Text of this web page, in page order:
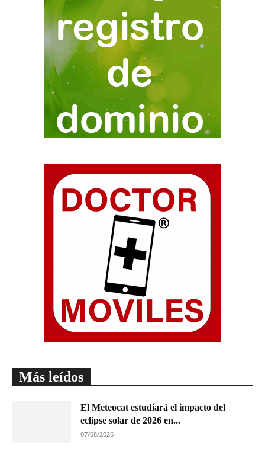
Más leídos
El Meteocat estudiará el impacto del
eclipse solar de 2026 en...
07/08/2026